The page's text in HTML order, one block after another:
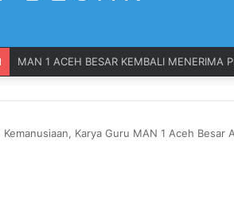
MAN 1 ACEH BESAR KEMBALI MENERIMA
Karya Guru MAN 1 Aceh Besar